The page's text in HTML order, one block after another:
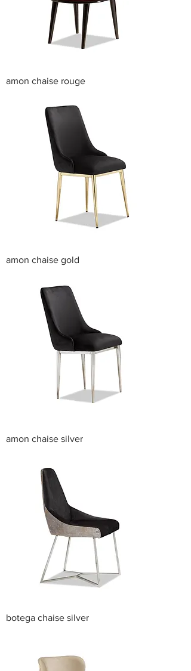
amon chaise rouge
amon chaise gold
amon chaise silver
botega chaise silver